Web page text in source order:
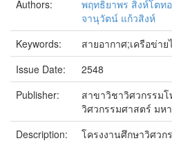
Authors:
พฤทธิยาพร สิงห์โตท
จานุวัตน์ แก้วสิงห์
Keywords:
สายอากาศ;เครือข่าย
Issue Date:
2548
Publisher:
สาขาวิชาวิศวกรรม
วิศวกรรมศาสตร์ มห
Description:
โครงงานศึกษาวิศวก